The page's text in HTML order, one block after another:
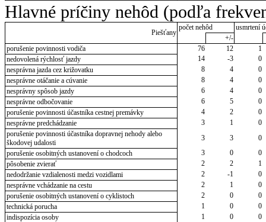
Hlavné príčiny nehôd (podľa
Piešťany
počet nehôd
usmrtení
+/-
porušenie povinnosti vodiča
76 12
1
nedovolená rýchlosť jazdy
14 -3
0
nesprávna jazda cez križovatku
8 4
0
nesprávne otáčanie a cúvanie
8 4
0
nesprávny spôsob jazdy
6 4
0
nesprávne odbočovanie
6 5
0
porušenie povinnosti účastníka cestnej premávky
4 2
0
nesprávne predchádzanie
3 1
0
porušenie povinnosti účastníka dopravnej nehody alebo
škodovej udalosti
3 3
0
porušenie osobitných ustanovení o chodcoch
3 0
0
pôsobenie zvierať
2 2
1
nedodržanie vzdialenosti medzi vozidlami
2 -1
0
nesprávne vchádzanie na cestu
2 1
0
porušenie osobitných ustanovení o cyklistoch
2 0
0
technická porucha
1 0
0
indispozícia osoby
1 0
0